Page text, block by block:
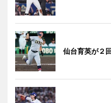
仙台育英が２